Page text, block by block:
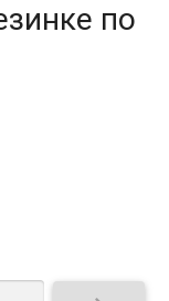
по